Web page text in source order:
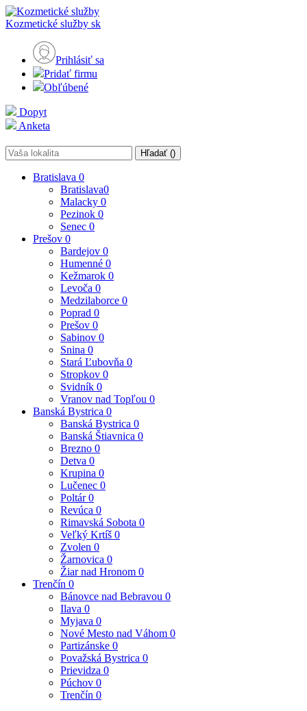
Kozmetické služby sk
Prihlásiť sa
Pridať firmu
Obľúbené
Dopyt
Anketa
Hľadať ()
Bratislava 0
Bratislava0
Malacky 0
Pezinok 0
Senec 0
Prešov 0
Bardejov 0
Humenné 0
Kežmarok 0
Levoča 0
Medzilaborce 0
Poprad 0
Prešov 0
Sabinov 0
Snina 0
Stará Ľubovňa 0
Stropkov 0
Svidník 0
Vranov nad Topľou 0
Banská Bystrica 0
Banská Bystrica 0
Banská Štiavnica 0
Brezno 0
Detva 0
Krupina 0
Lučenec 0
Poltár0
Revúca 0
Rimavská Sobota 0
Veľký Krtíš 0
Zvolen 0
Žarnovica 0
Žiar nad Hronom 0
Trenčín 0
Bánovce nad Bebravou 0
Ilava 0
Myjava 0
Nové Mesto nad Váhom 0
Partizánske 0
Považská Bystrica 0
Prievidza 0
Púchov 0
Trenčín 0